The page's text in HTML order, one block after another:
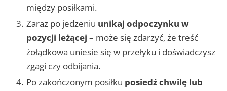
między posiłkami.
Zaraz po jedzeniu unikaj odpoczynku w
pozycji leżącej – może się zdarzyć, że treść
żołądkowa uniesie się w przełyku i doświadczysz
zgagi czy odbijania.
Po zakończonym posiłku posiedź chwilę lub